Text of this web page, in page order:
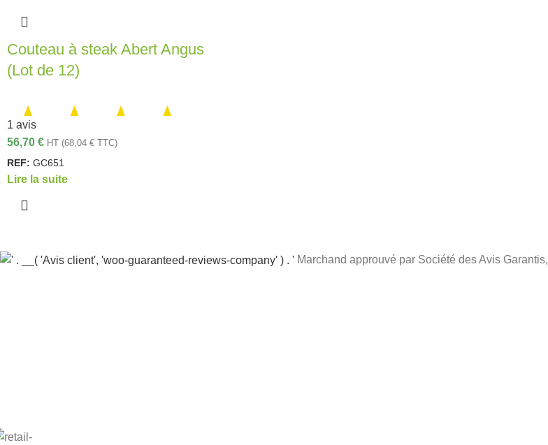
Couteau à steak Abert Angus
(Lot de 12)
1 avis
56,70 € HT (68,04 € TTC)
REF: GC651
Lire la suite
Marchand approuvé par Société des Avis Garantis,